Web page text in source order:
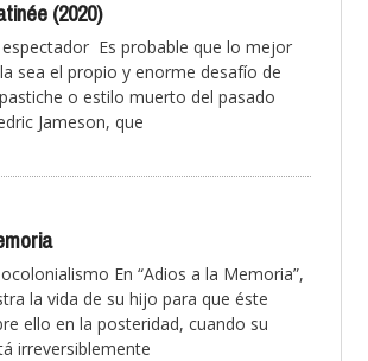
(2020)
Es probable que lo mejor
sea el propio y enorme desafío de
o estilo muerto del pasado
Jameson, que
En “Adios a la Memoria”,
la vida de su hijo para que éste
ello en la posteridad, cuando su
irreversiblemente